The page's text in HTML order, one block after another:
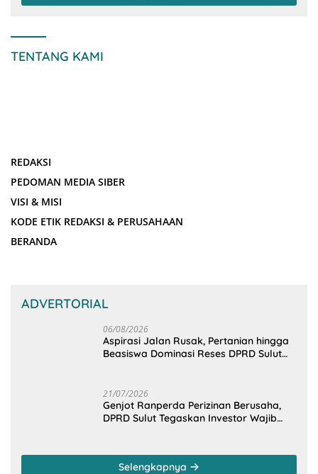
TENTANG KAMI
REDAKSI
PEDOMAN MEDIA SIBER
VISI & MISI
KODE ETIK REDAKSI & PERUSAHAAN
BERANDA
ADVERTORIAL
06/08/2026
Aspirasi Jalan Rusak, Pertanian hingga
Beasiswa Dominasi Reses DPRD Sulut
21/07/2026
Genjot Ranperda Perizinan Berusaha,
DPRD Sulut Tegaskan Investor Wajib
Selengkapnya